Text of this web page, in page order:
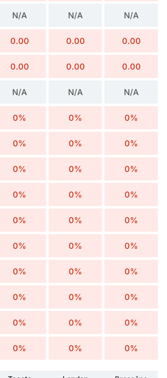
N/A N/A N/A
0.00 0.00 0.00
0.00 0.00 0.00
N/A N/A N/A
0% 0% 0%
0% 0% 0%
0% 0% 0%
0% 0% 0%
0% 0% 0%
0% 0% 0%
0% 0% 0%
0% 0% 0%
0% 0% 0%
0% 0% 0%